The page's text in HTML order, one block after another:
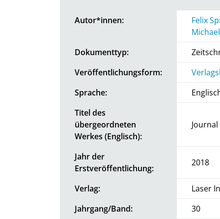
Autor*innen:
Felix
Dokumenttyp:
Veröffentlichungsform:
Sprache:
Titel des
übergeordneten
Werkes (Englisch):
Jahr der
Erstveröffentlichung:
2018
Verlag:
Laser
Jahrgang/Band:
30